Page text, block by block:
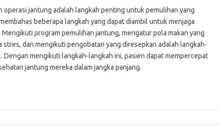
jantung adalah langkah penting untuk pemulihan yang
beberapa langkah yang dapat diambil untuk menjaga
program pemulihan jantung, mengatur pola makan yang
dan mengikuti pengobatan yang diresepkan adalah langkah-
Dengan mengikuti langkah-langkah ini, pasien dapat mempercepat
jantung mereka dalam jangka panjang.